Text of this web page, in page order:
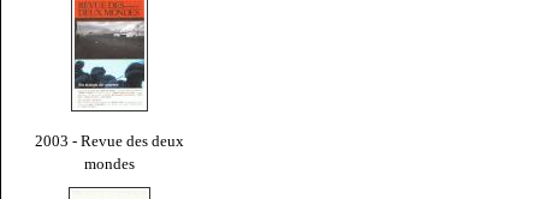
2003 - Revue des deux
mondes